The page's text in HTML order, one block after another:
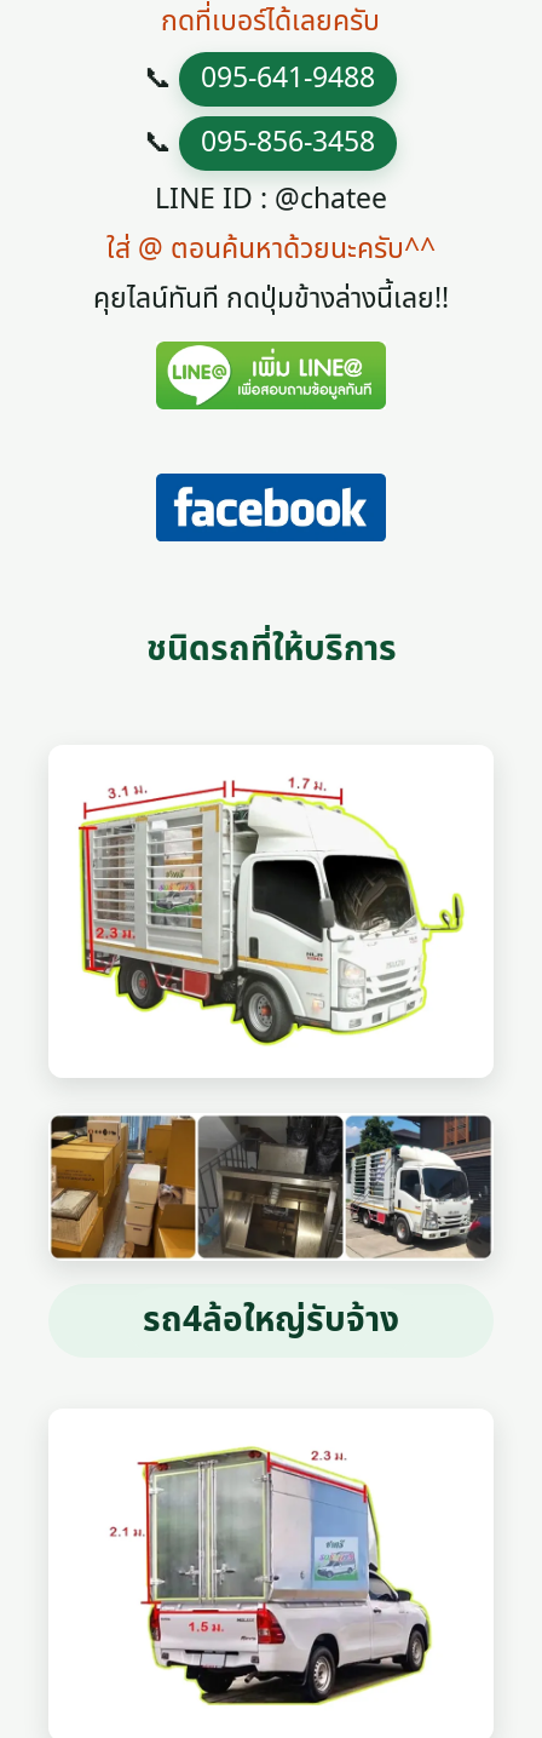
กดที่เบอร์ได้เลยครับ
📞 095-641-9488
📞 095-856-3458
LINE ID : @chatee
ใส่ @ ตอนค้นหาด้วยนะครับ^^
คุยไลน์ทันที กดปุ่มข้างล่างนี้เลย!!
ชนิดรถที่ให้บริการ
รถ4ล้อใหญ่รับจ้าง